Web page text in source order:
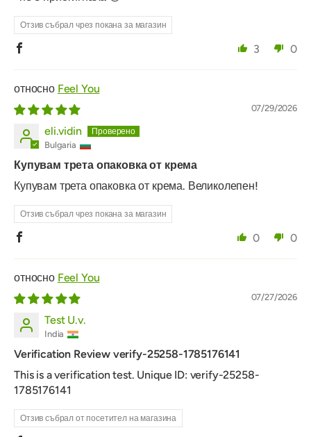
Отзив събрал чрез покана за магазин
3 0
Feel You
07/29/2026
eli.vidin
Bulgaria
Купувам трета опаковка от крема
Купувам трета опаковка от крема. Великолепен!
Отзив събрал чрез покана за магазин
0 0
Feel You
07/27/2026
Test U.v.
India
Verification Review verify-25258-1785176141
This is a verification test. Unique ID: verify-25258-
1785176141
Отзив събрал от посетител на магазина